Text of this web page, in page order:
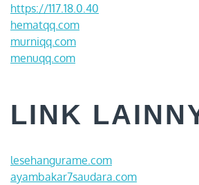
https://117.18.0.40
hematqq.com
murniqq.com
menuqq.com
LINK
lesehangurame.com
ayambakar7saudara.com